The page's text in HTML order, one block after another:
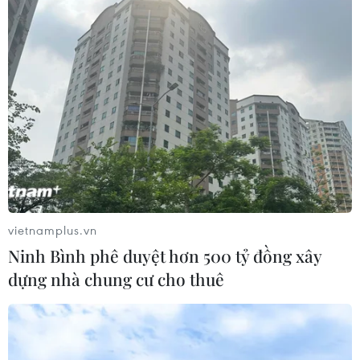
06/08/2026 01:40
Bất chấp nắng nóng kỷ lục, du khách
châu Á vẫn đổ sang châu Âu
05/08/2026 23:27
Làng chài Ine và
Amanohashidate - nét đẹp bình yên
của vùng biển Kyoto
Về miền bình yên của vùng biển
Kyoto
05/08/2026 14:53
vietnamplus.vn
Ninh Bình phê duyệt hơn 500 tỷ đồng xây
dựng nhà chung cư cho thuê